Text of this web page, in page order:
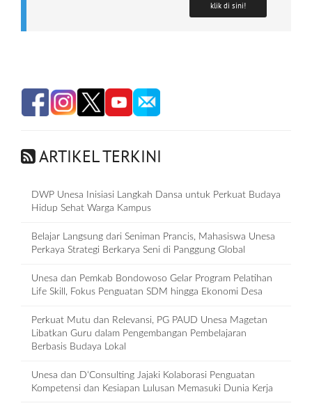
klik di sini!
ARTIKEL TERKINI
DWP Unesa Inisiasi Langkah Dansa untuk Perkuat Budaya
Hidup Sehat Warga Kampus
Belajar Langsung dari Seniman Prancis, Mahasiswa Unesa
Perkaya Strategi Berkarya Seni di Panggung Global
Unesa dan Pemkab Bondowoso Gelar Program Pelatihan
Life Skill, Fokus Penguatan SDM hingga Ekonomi Desa
Perkuat Mutu dan Relevansi, PG PAUD Unesa Magetan
Libatkan Guru dalam Pengembangan Pembelajaran
Berbasis Budaya Lokal
Unesa dan D‘Consulting Jajaki Kolaborasi Penguatan
Kompetensi dan Kesiapan Lulusan Memasuki Dunia Kerja